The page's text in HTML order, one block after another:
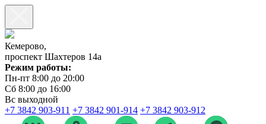
Кемерово,
проспект Шахтеров 14а
Режим работы:
Пн-пт 8:00 до 20:00
Сб 8:00 до 16:00
Вс выходной
+7 3842 903‑911 +7 3842 901‑914 +7 3842 903-912